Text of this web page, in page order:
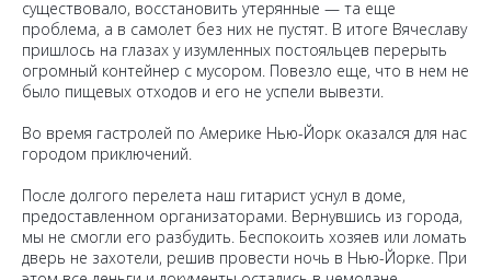
существовало, восстановить утерянные — та еще
проблема, а в самолет без них не пустят. В итоге Вячеславу
пришлось на глазах у изумленных постояльцев перерыть
огромный контейнер с мусором. Повезло еще, что в нем не
было пищевых отходов и его не успели вывезти.
Во время гастролей по Америке Нью-Йорк оказался для нас
городом приключений.
После долгого перелета наш гитарист уснул в доме,
предоставленном организаторами. Вернувшись из города,
мы не смогли его разбудить. Беспокоить хозяев или ломать
дверь не захотели, решив провести ночь в Нью-Йорке. При